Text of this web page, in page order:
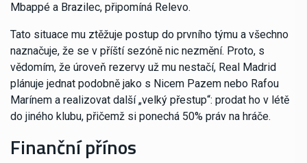
Mbappé a Brazilec, připomíná Relevo.
Tato situace mu ztěžuje postup do prvního týmu a všechno
naznačuje, že se v příští sezóně nic nezmění. Proto, s
vědomím, že úroveň rezervy už mu nestačí, Real Madrid
plánuje jednat podobně jako s Nicem Pazem nebo Rafou
Marínem a realizovat další „velký přestup“: prodat ho v létě
do jiného klubu, přičemž si ponechá 50% práv na hráče.
Finanční přínos